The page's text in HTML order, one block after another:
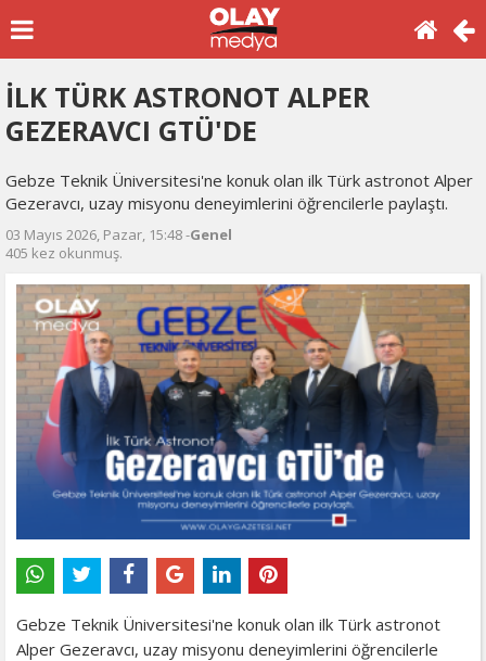
İLK TÜRK ASTRONOT ALPER
GEZERAVCI GTÜ'DE
Gebze Teknik Üniversitesi'ne konuk olan ilk Türk astronot Alper
Gezeravcı, uzay misyonu deneyimlerini öğrencilerle paylaştı.
03 Mayıs 2026, Pazar, 15:48 -Genel
405 kez okunmuş.
Gebze Teknik Üniversitesi'ne konuk olan ilk Türk astronot
Alper Gezeravcı, uzay misyonu deneyimlerini öğrencilerle